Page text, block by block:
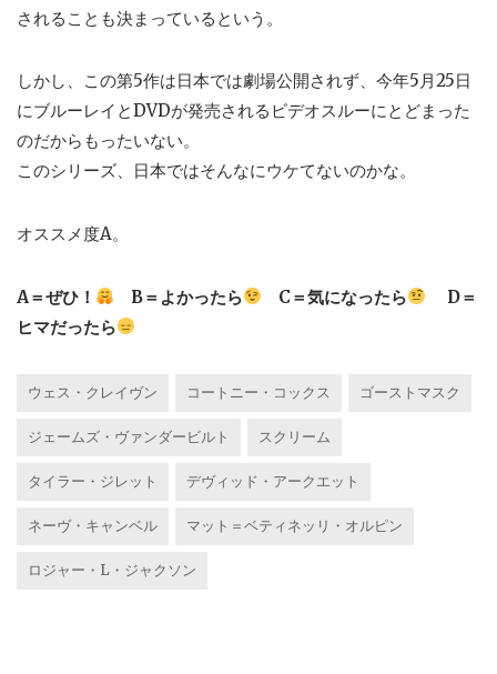
されることも決まっているという。
しかし、この第5作は日本では劇場公開されず、今年5月25日
にブルーレイとDVDが発売されるビデオスルーにとどまった
のだからもったいない。
このシリーズ、日本ではそんなにウケてないのかな。
オススメ度A。
A＝ぜひ！ B＝よかったら C＝気になったら
D＝
ヒマだったら
ウェス・クレイヴン コートニー・コックス ゴーストマスク
ジェームズ・ヴァンダービルト スクリーム
タイラー・ジレット デヴィッド・アークエット
ネーヴ・キャンベル マット＝ベティネッリ・オルピン
ロジャー・L・ジャクソン